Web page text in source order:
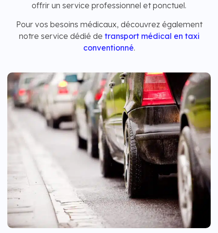
offrir un service professionnel et ponctuel.
Pour vos besoins médicaux, découvrez également
notre service dédié de transport médical en taxi
conventionné.